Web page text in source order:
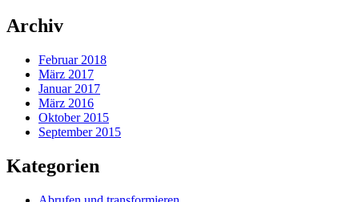
Archiv
Februar 2018
März 2017
Januar 2017
März 2016
Oktober 2015
September 2015
Kategorien